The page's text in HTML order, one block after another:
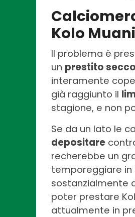
Kolo
Il problema è
un prestito
interamente
già raggiunto il
stagione, e non
Se da un lato le
depositare
recherebbe un
temporeggiare in
sostanzialmente
poter prestare
attualmente in